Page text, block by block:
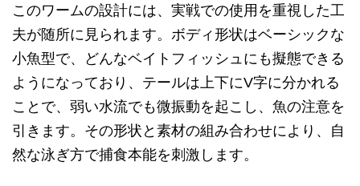
このワームの設計には、実戦での使用を重視した工
夫が随所に見られます。ボディ形状はベーシックな
小魚型で、どんなベイトフィッシュにも擬態できる
ようになっており、テールは上下にV字に分かれる
ことで、弱い水流でも微振動を起こし、魚の注意を
引きます。その形状と素材の組み合わせにより、自
然な泳ぎ方で捕食本能を刺激します。